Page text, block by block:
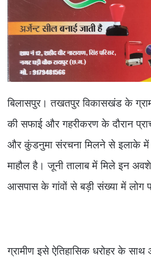
बिलासपुर। तखतपुर विकासखंड के
की सफाई और गहरीकरण के दौरान
और कुंडनुमा संरचना मिलने से इलाके में
माहौल है। जूनी तालाब में मिले इन
आसपास के गांवों से बड़ी संख्या में लोग
ग्रामीण इसे ऐतिहासिक धरोहर के